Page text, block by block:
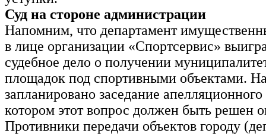
Суд на стороне администрации
Напомним, что департамент
в лице организации «Спортсервис»
судебное дело о получении
площадок под спортивными объектами.
запланировано заседание апелляционного
котором этот вопрос должен быть решен
Противники передачи объектов городу